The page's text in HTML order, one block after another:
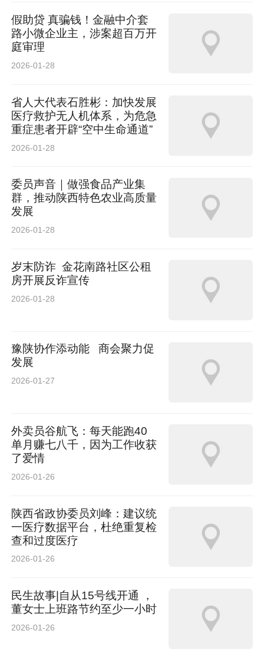
假助贷 真骗钱！金融中介套
路小微企业主，涉案超百万开
庭审理
2026-01-28
省人大代表石胜彬：加快发展
医疗救护无人机体系，为危急
重症患者开辟“空中生命通道”
2026-01-28
委员声音｜做强食品产业集
群，推动陕西特色农业高质量
发展
2026-01-28
岁末防诈 ‍ 金花南路社区公租
房开展反诈宣传
2026-01-28
豫陕协作添动能 商会聚力促
发展
2026-01-27
外卖员谷航飞：每天能跑40
单月赚七八千，因为工作收获
了爱情
2026-01-26
陕西省政协委员刘峰：建议统
一医疗数据平台，杜绝重复检
查和过度医疗
2026-01-26
民生故事|自从15号线开通 ，
董女士上班路节约至少一小时
2026-01-26